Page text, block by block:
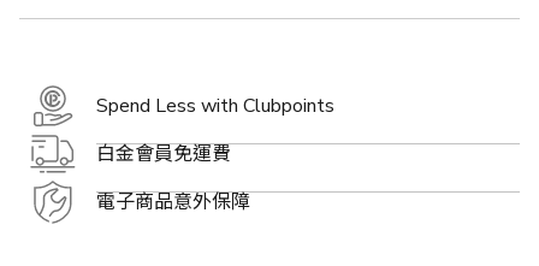
Spend Less with Clubpoints
白金會員免運費
電子商品意外保障